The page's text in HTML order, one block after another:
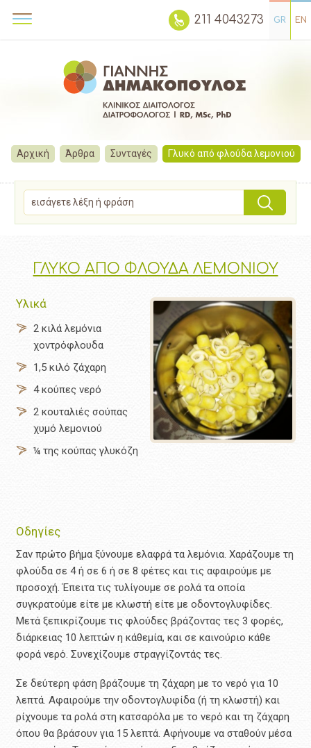
GR EN
211 4043273
Αρχική Άρθρα Συνταγές Γλυκό από φλούδα λεμονιού
ΓΛΥΚΟ ΑΠΟ ΦΛΟΥΔΑ ΛΕΜΟΝΙΟΥ
Υλικά
2 κιλά λεμόνια
χοντρόφλουδα
1,5 κιλό ζάχαρη
4 κούπες νερό
2 κουταλιές σούπας
χυμό λεμονιού
¼ της κούπας γλυκόζη
Οδηγίες
Σαν πρώτο βήμα ξύνουμε ελαφρά τα λεμόνια. Χαράζουμε τη
φλούδα σε 4 ή σε 6 ή σε 8 φέτες και τις αφαιρούμε με
προσοχή. Έπειτα τις τυλίγουμε σε ρολά τα οποία
συγκρατούμε είτε με κλωστή είτε με οδοντογλυφίδες.
Μετά ξεπικρίζουμε τις φλούδες βράζοντας τες 3 φορές,
διάρκειας 10 λεπτών η κάθεμία, και σε καινούριο κάθε
φορά νερό. Συνεχίζουμε στραγγίζοντάς τες.
Σε δεύτερη φάση βράζουμε τη ζάχαρη με το νερό για 10
λεπτά. Αφαιρούμε την οδοντογλυφίδα (ή τη κλωστή) και
ρίχνουμε τα ρολά στη κατσαρόλα με το νερό και τη ζάχαρη
όπου θα βράσουν για 15 λεπτά. Αφήνουμε να σταθούν μέσα